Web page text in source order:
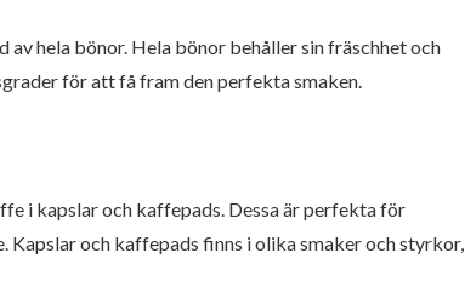
hela bönor. Hela bönor behåller sin fräschhet och
för att få fram den perfekta smaken.
i kapslar och kaffepads. Dessa är perfekta för
Kapslar och kaffepads finns i olika smaker och styrkor,